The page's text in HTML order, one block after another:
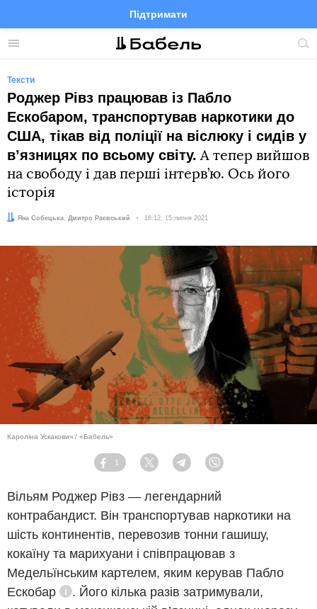
Меню
Підтримати
FacebookTelegramTwitter
Тексти
Роджер Рівз працював із Пабло
Ескобаром, транспортував наркотики до
США, тікав від поліції на віслюку і сидів у
в’язницях по всьому світу. А тепер вийшов
на свободу і дав перші інтерв’ю. Ось його
історія
Автор:
Яна Собецька
Редактор: Дмитро Раєвський Дата:
18:12, 15 липня 2021
Кароліна Ускакович / «Бабель»
Facebook
1
Twitter TelegramViber
Вільям Роджер Рівз — легендарний
контрабандист. Він транспортував наркотики на
шість континентів, перевозив тонни гашишу,
кокаїну та марихуани і співпрацював з
Медельїнським картелем, яким керував Пабло
Ескобар
Довідка
. Його кілька разів затримували,